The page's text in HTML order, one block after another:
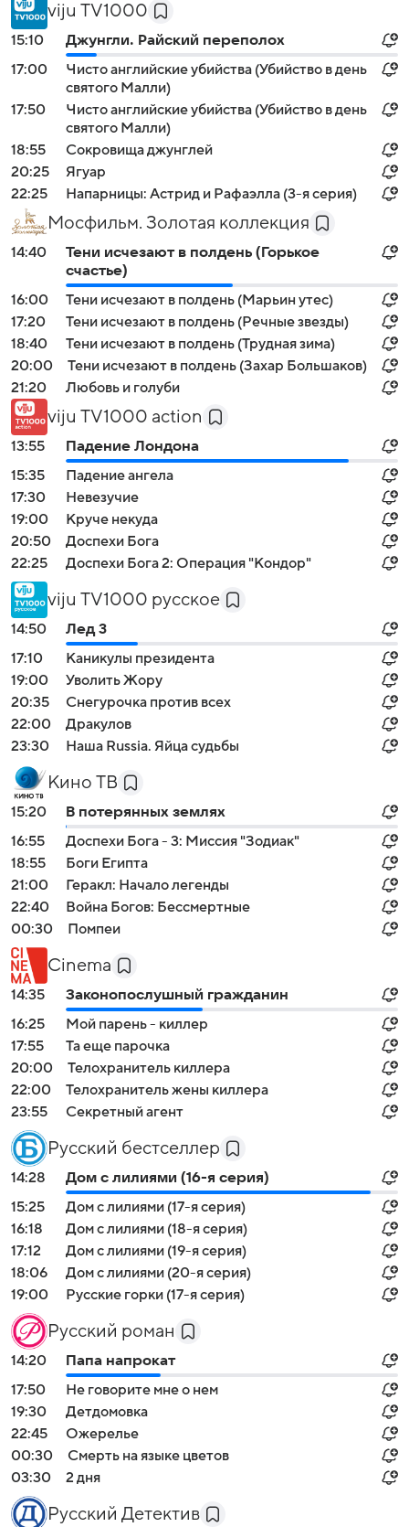
viju TV1000
15:10
Джунгли. Райский переполох
17:00
Чисто английские убийства (Убийство в день
святого Малли)
17:50
Чисто английские убийства (Убийство в день
святого Малли)
18:55
Сокровища джунглей
20:25
Ягуар
22:25
Напарницы: Астрид и Рафаэлла (3-я серия)
Мосфильм. Золотая коллекция
14:40
Тени исчезают в полдень (Горькое
счастье)
16:00
Тени исчезают в полдень (Марьин утес)
17:20
Тени исчезают в полдень (Речные звезды)
18:40
Тени исчезают в полдень (Трудная зима)
20:00
Тени исчезают в полдень (Захар Большаков)
21:20
Любовь и голуби
viju TV1000 action
13:55
Падение Лондона
15:35
Падение ангела
17:30
Невезучие
19:00
Круче некуда
20:50
Доспехи Бога
22:25
Доспехи Бога 2: Операция "Кондор"
viju TV1000 русское
14:50
Лед 3
17:10
Каникулы президента
19:00
Уволить Жору
20:35
Снегурочка против всех
22:00
Дракулов
23:30
Наша Russia. Яйца судьбы
Кино ТВ
15:20
В потерянных землях
16:55
Доспехи Бога - 3: Миссия "Зодиак"
18:55
Боги Египта
21:00
Геракл: Начало легенды
22:40
Война Богов: Бессмертные
00:30
Помпеи
Cinema
14:35
Законопослушный гражданин
16:25
Мой парень - киллер
17:55
Та еще парочка
20:00
Телохранитель киллера
22:00
Телохранитель жены киллера
23:55
Секретный агент
Русский бестселлер
14:28
Дом с лилиями (16-я серия)
15:25
Дом с лилиями (17-я серия)
16:18
Дом с лилиями (18-я серия)
17:12
Дом с лилиями (19-я серия)
18:06
Дом с лилиями (20-я серия)
19:00
Русские горки (17-я серия)
Русский роман
14:20
Папа напрокат
17:50
Не говорите мне о нем
19:30
Детдомовка
22:45
Ожерелье
00:30
Смерть на языке цветов
03:30
2 дня
Русский Детектив